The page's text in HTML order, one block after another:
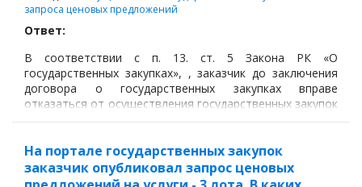
запроса ценовых предложений
Ответ:
В соответствии с п. 13. ст. 5 Закона РК «О
государственных закупках», , заказчик до заключения
договора о государственных закупках вправе
отказаться от осуществления государственных закупок
в случаях:
1) сокращения расходов на приобретение товаров,
работ, услуг, предусмотренных в утвержденном
(уточненном) годовом плане государственных закупок
На портале государственных закупок
заказчик опубликовал запрос ценовых